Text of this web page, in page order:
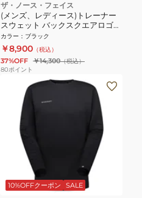
ザ・ノース・フェイス
(メンズ、レディース)トレーナー
スウェット バックスクエアロゴフ
ーディ NT62533 K
カラー ： ブラック
￥8,900 （税込）
37%OFF ￥14,300（税込）
80ポイント
10%OFFクーポン SALE